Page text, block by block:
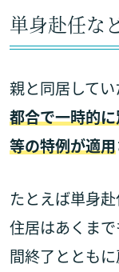
単身赴任な
親と同居して
都合で一時的
等の特例が適用
たとえば単身
住居はあくま
間終了ととも